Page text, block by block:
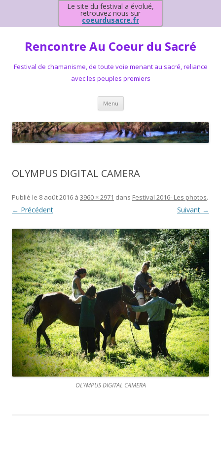
Le site du festival a évolué,
retrouvez nous sur
coeurdusacre.fr
Rencontre Au Coeur du Sacré
Festival de chamanisme, de toute voie menant au sacré, reliance
avec les peuples premiers
Menu Aller au contenu principal
OLYMPUS DIGITAL CAMERA
Publié le 8 août 2016 à 3960 × 2971 dans Festival 2016- Les photos.
← Précédent Suivant →
OLYMPUS DIGITAL CAMERA